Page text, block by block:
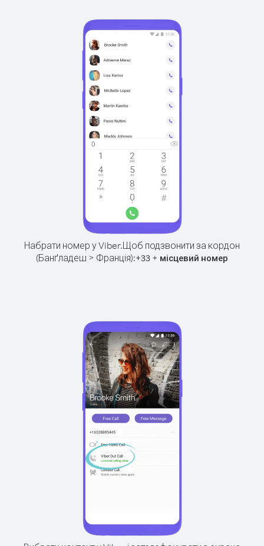
Набрати номер у Viber.Щоб подзвонити за кордон
(Банґладеш > Франція):+33 + місцевий номер